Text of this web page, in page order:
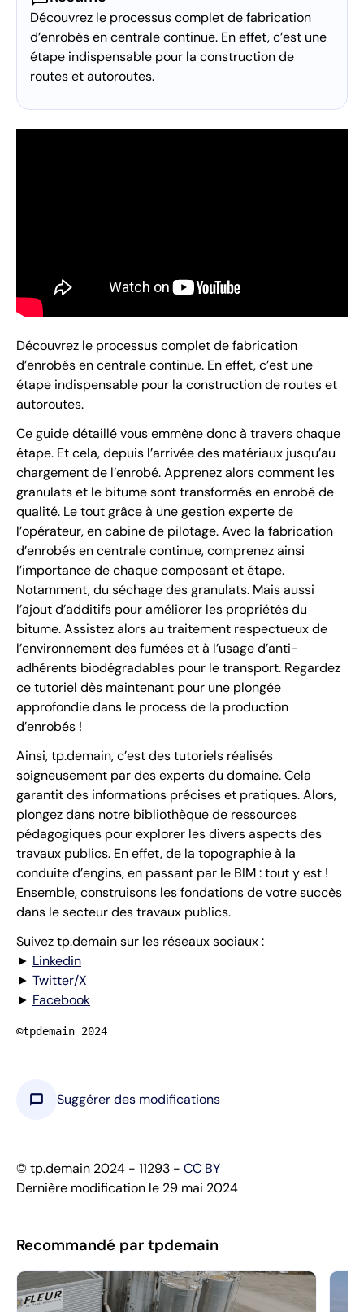
Découvrez le processus complet de fabrication
d’enrobés en centrale continue. En effet, c’est une
étape indispensable pour la construction de
routes et autoroutes.
Découvrez le processus complet de fabrication
d’enrobés en centrale continue. En effet, c’est une
étape indispensable pour la construction de routes et
autoroutes.
Ce guide détaillé vous emmène donc à travers chaque
étape. Et cela, depuis l’arrivée des matériaux jusqu’au
chargement de l’enrobé. Apprenez alors comment les
granulats et le bitume sont transformés en enrobé de
qualité. Le tout grâce à une gestion experte de
l’opérateur, en cabine de pilotage. Avec la fabrication
d’enrobés en centrale continue, comprenez ainsi
l’importance de chaque composant et étape.
Notamment, du séchage des granulats. Mais aussi
l’ajout d’additifs pour améliorer les propriétés du
bitume. Assistez alors au traitement respectueux de
l’environnement des fumées et à l’usage d’anti-
adhérents biodégradables pour le transport. Regardez
ce tutoriel dès maintenant pour une plongée
approfondie dans le process de la production
d’enrobés !
Ainsi, tp.demain, c’est des tutoriels réalisés
soigneusement par des experts du domaine. Cela
garantit des informations précises et pratiques. Alors,
plongez dans notre bibliothèque de ressources
pédagogiques pour explorer les divers aspects des
travaux publics. En effet, de la topographie à la
conduite d’engins, en passant par le BIM : tout y est !
Ensemble, construisons les fondations de votre succès
dans le secteur des travaux publics.
Suivez tp.demain sur les réseaux sociaux :
► Linkedin
► Twitter/X
► Facebook
©tpdemain 2024
chat_bubble Suggérer des modifications
© tp.demain 2024 - 11293 - CC BY
Dernière modification le 29 mai 2024
Recommandé par tpdemain